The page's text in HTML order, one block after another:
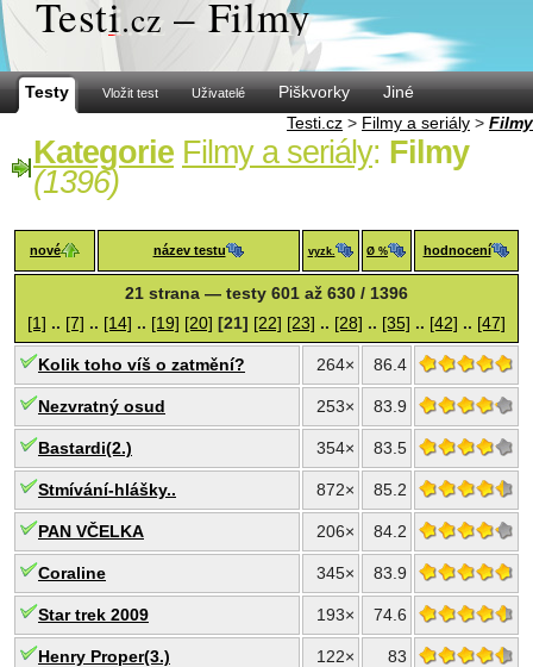
Testi.cz – Filmy
Testy Vložit test Uživatelé Piškvorky
Jiné
Testi.cz > Filmy a seriály > Filmy
Kategorie Filmy a seriály: Filmy
(1396)
nové název testu vyzk. Ø % hodnocení
21 strana — testy 601 až 630 / 1396
[1] .. [7] .. [14] .. [19] [20] [21] [22] [23] .. [28] .. [35] .. [42] .. [47]
Kolik toho víš o zatmění? 264× 86.4
Nezvratný osud 253× 83.9
Bastardi(2.) 354× 83.5
Stmívání-hlášky.. 872× 85.2
PAN VČELKA 206× 84.2
Coraline 345× 83.9
Star trek 2009 193× 74.6
Henry Proper(3.) 122× 83